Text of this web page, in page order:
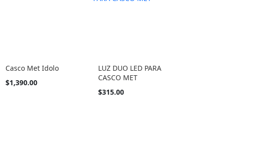
Casco Met Idolo
Tan
$1,390.00
LUZ DUO LED PARA
CASCO MET
$315.00